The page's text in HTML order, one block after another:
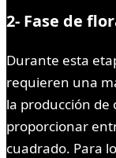
2- Fase de
Durante esta
requieren una
la producción de
proporcionar
cuadrado. Para